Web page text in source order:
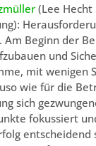
(Lee Hecht
Am Beginn der
und
mit wenigen
wie für die
sich
fokussiert
entscheidend